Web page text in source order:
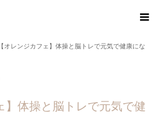
【オレンジカフェ】体操と脳トレで元気で健康にな
】体操と脳トレで元気で健